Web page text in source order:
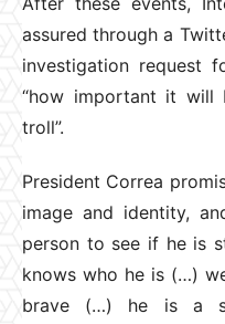
assured through a
investigation request
“how important it
troll”.
President Correa
image and identity,
person to see if he is
knows who he is (…)
brave (…) he is a